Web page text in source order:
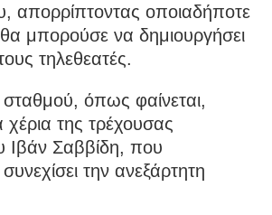
απορρίπτοντας οποιαδήποτε
μπορούσε να δημιουργήσει
τηλεθεατές.
όπως φαίνεται,
της τρέχουσας
Ιβάν Σαββίδη, που
την ανεξάρτητη